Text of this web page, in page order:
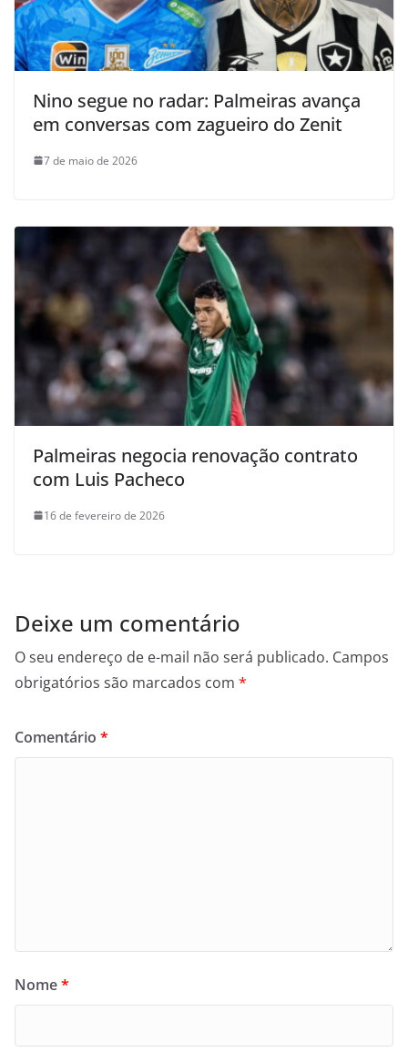
Nino segue no radar: Palmeiras avança
em conversas com zagueiro do Zenit
7 de maio de 2026
Palmeiras negocia renovação contrato
com Luis Pacheco
16 de fevereiro de 2026
Deixe um comentário
O seu endereço de e-mail não será publicado. Campos
obrigatórios são marcados com *
Comentário *
Nome*